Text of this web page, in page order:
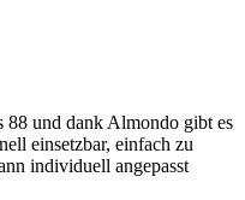
und dank Almondo gibt es
einsetzbar, einfach zu
individuell angepasst